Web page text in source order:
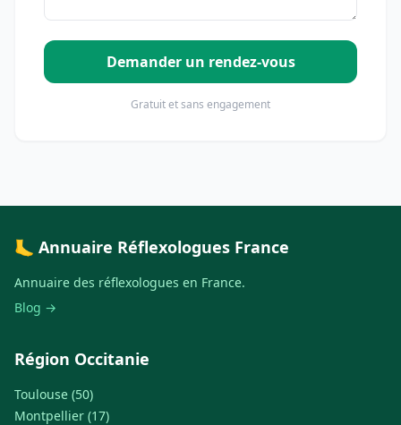
Demander un rendez-vous
Gratuit et sans engagement
🦶 Annuaire Réflexologues France
Annuaire des réflexologues en France.
Blog →
Région Occitanie
Toulouse (50)
Montpellier (17)